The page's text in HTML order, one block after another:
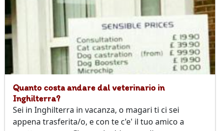
Quanto costa andare dal veterinario in
Inghilterra?
Sei in Inghilterra in vacanza, o magari ti ci sei
appena trasferita/o, e con te c'e' il tuo amico a